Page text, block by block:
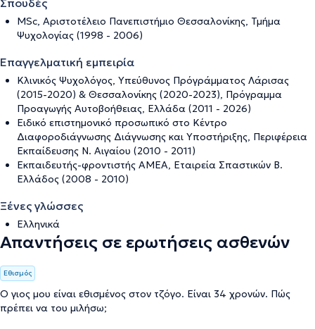
Σπουδές
MSc, Αριστοτέλειο Πανεπιστήμιο Θεσσαλονίκης, Τμήμα
Ψυχολογίας (1998 - 2006)
Επαγγελματική εμπειρία
Κλινικός Ψυχολόγος, Υπεύθυνος Πρόγράμματος Λάρισας
(2015-2020) & Θεσσαλονίκης (2020-2023), Πρόγραμμα
Προαγωγής Αυτοβοήθειας, Ελλάδα (2011 - 2026)
Ειδικό επιστημονικό προσωπικό στο Κέντρο
Διαφοροδιάγνωσης Διάγνωσης και Υποστήριξης, Περιφέρεια
Εκπαίδευσης Ν. Αιγαίου (2010 - 2011)
Εκπαιδευτής-φροντιστής ΑΜΕΑ, Εταιρεία Σπαστικών Β.
Ελλάδος (2008 - 2010)
Ξένες γλώσσες
Ελληνικά
Απαντήσεις σε ερωτήσεις ασθενών
Εθισμός
Ο γιος μου είναι εθισμένος στον τζόγο. Είναι 34 χρονών. Πώς
πρέπει να του μιλήσω;